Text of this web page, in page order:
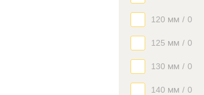
120 мм / 0
125 мм / 0
130 мм / 0
140 мм / 0